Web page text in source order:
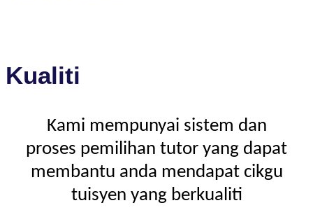
Kualiti
Kami mempunyai sistem dan
proses pemilihan tutor yang dapat
membantu anda mendapat cikgu
tuisyen yang berkualiti